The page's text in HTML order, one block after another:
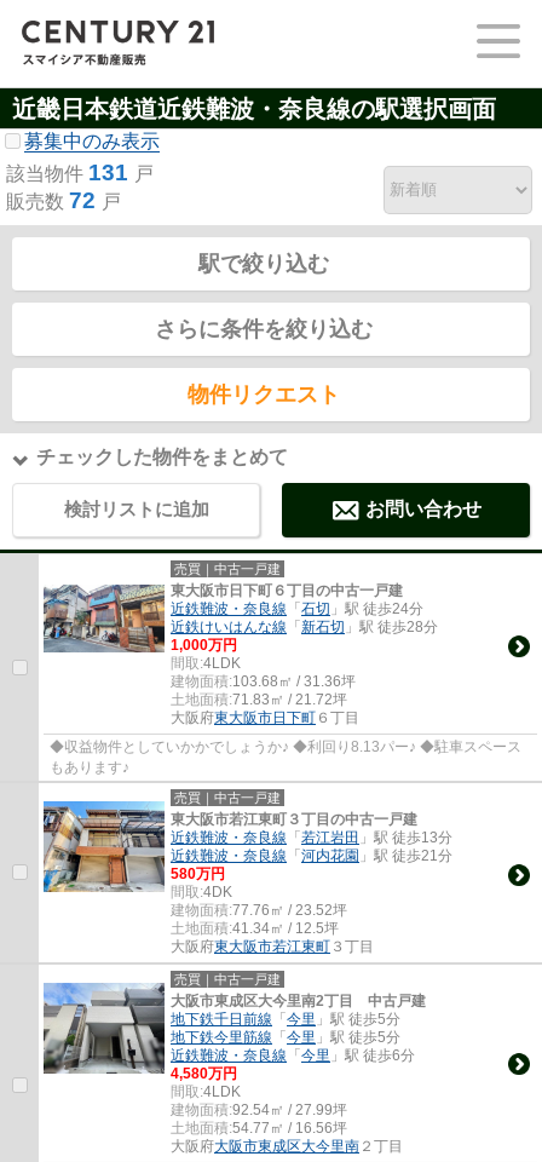
近畿日本鉄道近鉄難波・奈良線の駅選択画面
募集中のみ表示
該当物件 131 戸
販売数 72 戸
駅で絞り込む
さらに条件を絞り込む
物件リクエスト
チェックした物件をまとめて
検討リストに追加 お問い合わせ
売買｜中古一戸建
東大阪市日下町６丁目の中古一戸建
近鉄難波・奈良線 「石切 」駅 徒歩24分
近鉄けいはんな線 「新石切 」駅 徒歩28分
1,000万円
間取:4LDK
建物面積:103.68㎡ / 31.36坪
土地面積:71.83㎡ / 21.72坪
大阪府東大阪市日下町 ６丁目
◆収益物件としていかかでしょうか♪ ◆利回り8.13パー♪ ◆駐車スペース
もあります♪
売買｜中古一戸建
東大阪市若江東町３丁目の中古一戸建
近鉄難波・奈良線 「若江岩田 」駅 徒歩13分
近鉄難波・奈良線 「河内花園 」駅 徒歩21分
580万円
間取:4DK
建物面積:77.76㎡ / 23.52坪
土地面積:41.34㎡ / 12.5坪
大阪府東大阪市若江東町 ３丁目
売買｜中古一戸建
大阪市東成区大今里南2丁目 中古戸建
地下鉄千日前線 「今里 」駅 徒歩5分
地下鉄今里筋線 「今里 」駅 徒歩5分
近鉄難波・奈良線 「今里 」駅 徒歩6分
4,580万円
間取:4LDK
建物面積:92.54㎡ / 27.99坪
土地面積:54.77㎡ / 16.56坪
大阪府大阪市東成区大今里南 ２丁目